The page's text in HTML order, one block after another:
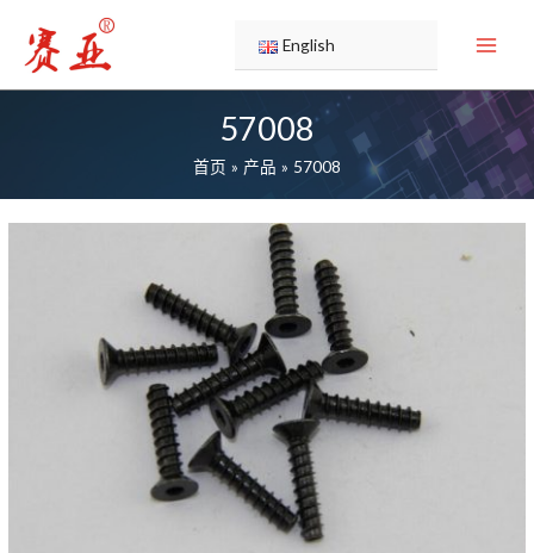
容
English
57008
首页 产品 57008